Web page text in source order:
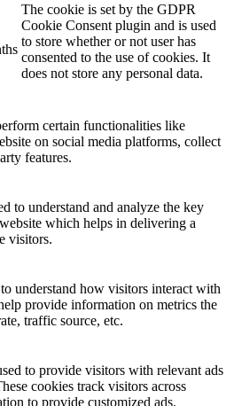
The cookie is set by the GDPR
Cookie Consent plugin and is used
to store whether or not user has
consented to the use of cookies. It
does not store any personal data.
certain functionalities like
on social media platforms, collect
features.
to understand and analyze the key
which helps in delivering a
visitors.
understand how visitors interact with
provide information on metrics the
traffic source, etc.
to provide visitors with relevant ads
cookies track visitors across
to provide customized ads.